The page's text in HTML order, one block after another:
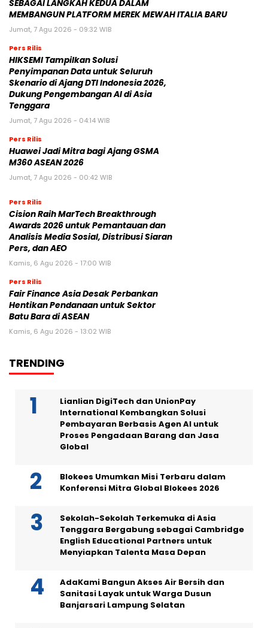
SEBAGAI LANGKAH KEDUA DALAM
MEMBANGUN PLATFORM MEREK MEWAH ITALIA BARU
Jumat, 7 Agu 2026 - 09:32 WIB
Pers Rilis
HIKSEMI Tampilkan Solusi
Penyimpanan Data untuk Seluruh
Skenario di Ajang DTI Indonesia 2026,
Dukung Pengembangan AI di Asia
Tenggara
Jumat, 7 Agu 2026 - 04:14 WIB
Pers Rilis
Huawei Jadi Mitra bagi Ajang GSMA
M360 ASEAN 2026
Jumat, 7 Agu 2026 - 00:42 WIB
Pers Rilis
Cision Raih MarTech Breakthrough
Awards 2026 untuk Pemantauan dan
Analisis Media Sosial, Distribusi Siaran
Pers, dan AEO
Kamis, 6 Agu 2026 - 17:00 WIB
Pers Rilis
Fair Finance Asia Desak Perbankan
Hentikan Pendanaan untuk Sektor
Batu Bara di ASEAN
Kamis, 6 Agu 2026 - 13:02 WIB
TRENDING
Lianlian DigiTech dan UnionPay
International Kembangkan Solusi
Pembayaran Berbasis Agen AI untuk
Proses Pengadaan Barang dan Jasa
Global
Blokees Umumkan Misi Terbaru dalam
Konferensi Mitra Global Blokees 2026
Sekolah-Sekolah Terkemuka di Asia
Tenggara Bergabung sebagai Cambridge
English Educational Partners untuk
Menyiapkan Talenta Masa Depan
AdaKami Bangun Akses Air Bersih dan
Sanitasi Layak untuk Warga Dusun
Banjarsari Lampung Selatan